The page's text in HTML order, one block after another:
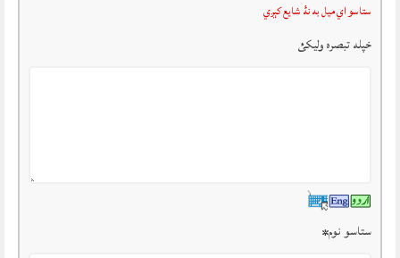
ستاسو اي ميل به نۀ شايع کېږي
خپله تبصرہ وليکئ
ستاسو نوم*